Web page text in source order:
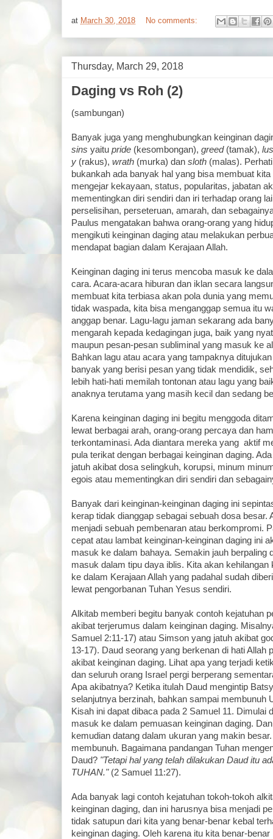
at March 30, 2018 No comments:
Thursday, March 29, 2018
Daging vs Roh (2)
(sambungan)
Banyak juga yang menghubungkan keinginan
sins yaitu pride (kesombongan), greed(tamak),
y (rakus), wrath (murka) dan sloth (malas).
bukankah ada banyak hal yang bisa membuat
mengejar kekayaan, status, popularitas, jabatan
mementingkan diri sendiri dan iri terhadap orang
perselisihan, perseteruan, amarah, dan
Paulus mengatakan bahwa orang-orang yang
mengikuti keinginan daging atau melakukan
mendapat bagian dalam Kerajaan Allah.
Keinginan daging ini terus mencoba masuk ke
cara. Acara-acara hiburan dan iklan secara
membuat kita terbiasa akan pola dunia yang
tidak waspada, kita bisa menganggap semua itu
anggap benar. Lagu-lagu jaman sekarang ada
mengarah kepada kedagingan juga, baik yang
maupun pesan-pesan subliminal yang masuk ke
Bahkan lagu atau acara yang tampaknya
banyak yang berisi pesan yang tidak mendidik,
lebih hati-hati memilah tontonan atau lagu yang
anaknya terutama yang masih kecil dan sedang
Karena keinginan daging ini begitu menggoda
lewat berbagai arah, orang-orang percaya dan
terkontaminasi. Ada diantara mereka yang aktif
pula terikat dengan berbagai keinginan daging.
jatuh akibat dosa selingkuh, korupsi, minum
egois atau mementingkan diri sendiri dan
Banyak dari keinginan-keinginan daging ini
kerap tidak dianggap sebagai sebuah dosa besar.
menjadi sebuah pembenaran atau berkompromi.
cepat atau lambat keinginan-keinginan daging ini
masuk ke dalam bahaya. Semakin jauh berpaling
masuk dalam tipu daya iblis. Kita akan
ke dalam Kerajaan Allah yang padahal sudah
lewat pengorbanan Tuhan Yesus sendiri.
Alkitab memberi begitu banyak contoh kejatuhan
akibat terjerumus dalam keinginan daging.
Samuel 2:11-17) atau Simson yang jatuh akibat
13-17). Daud seorang yang berkenan di hati Allah
akibat keinginan daging. Lihat apa yang terjadi
dan seluruh orang Israel pergi berperang
Apa akibatnya? Ketika itulah Daud mengintip
selanjutnya berzinah, bahkan sampai membunuh
Kisah ini dapat dibaca pada 2 Samuel 11. Dimulai
masuk ke dalam pemuasan keinginan daging.
kemudian datang dalam ukuran yang makin
membunuh. Bagaimana pandangan Tuhan
Daud? "Tetapi hal yang telah dilakukan Daud itu
TUHAN."(2 Samuel 11:27).
Ada banyak lagi contoh kejatuhan tokoh-tokoh
keinginan daging, dan ini harusnya bisa menjadi
tidak satupun dari kita yang benar-benar kebal
keinginan daging. Oleh karena itu kita benar-